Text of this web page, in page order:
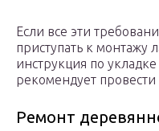
Если все эти
приступать к монтажу
инструкция по
рекомендует провести
Ремонт